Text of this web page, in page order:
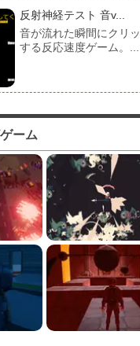
反射神経テスト 音v...
音が流れた瞬間にクリ
する反応速度ゲーム。...
フォートナイト風のマ...
対人ゲームとしてかな
イト」をブラウザで遊...
フォートナイト風の建...
フォートナイト風の建
ラウザTPS。
ソロとチーム戦を様々...
お手軽に対戦バトルを
ーム